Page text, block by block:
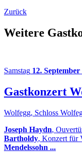
Zurück
Weitere
Samstag 12. September
Gastkonzert
Wolfegg, Schloss
Joseph Haydn,
Bartholdy, Konzert für
Mendelssohn ...